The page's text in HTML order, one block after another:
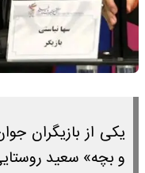
یکی از بازیگران
و بچه» سعید